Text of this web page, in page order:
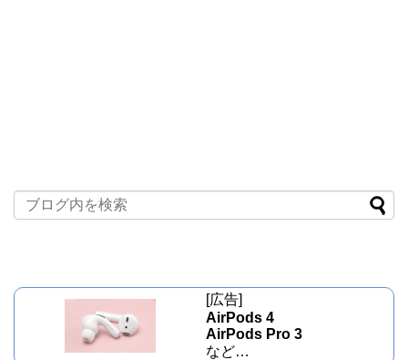
[広告]
AirPods 4
AirPods Pro 3
など…